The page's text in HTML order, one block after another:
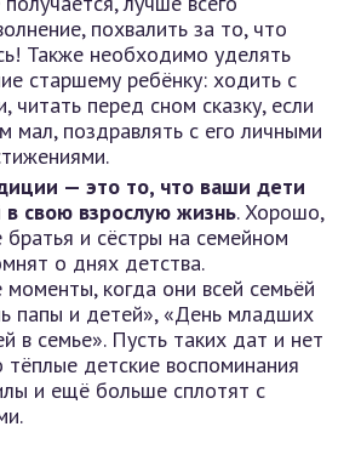
похвалить за то, что
Также необходимо уделять
старшему ребёнку: ходить с
читать перед сном сказку, если
мал, поздравлять с его личными
— это то, что ваши дети
в свою взрослую жизнь. Хорошо,
братья и сёстры на семейном
о днях детства.
когда они всей семьёй
папы и детей», «День младших
в семье». Пусть таких дат и нет
тёплые детские воспоминания
и ещё больше сплотят с